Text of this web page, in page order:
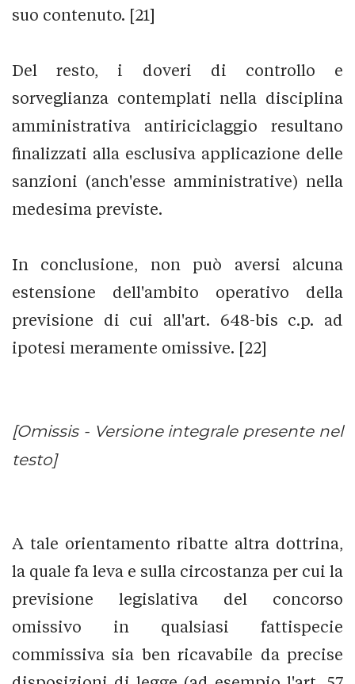
suo contenuto. [21]
Del resto, i doveri di controllo e
sorveglianza contemplati nella disciplina
amministrativa antiriciclaggio resultano
finalizzati alla esclusiva applicazione delle
sanzioni (anch'esse amministrative) nella
medesima previste.
In conclusione, non può aversi alcuna
estensione dell'ambito operativo della
previsione di cui all'art. 648-bis c.p. ad
ipotesi meramente omissive. [22]
[Omissis - Versione integrale presente nel
testo]
A tale orientamento ribatte altra dottrina,
la quale fa leva e sulla circostanza per cui la
previsione legislativa del concorso
omissivo in qualsiasi fattispecie
commissiva sia ben ricavabile da precise